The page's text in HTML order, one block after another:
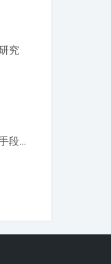
究
既然质子重离子的疗效和伽马刀之类的放疗手段差不多，为什么还要耗费巨资去建造呢？